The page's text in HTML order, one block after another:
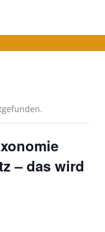
– das wird